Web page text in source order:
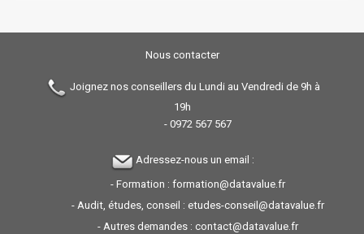
Nous contacter
Joignez nos conseillers du Lundi au Vendredi de 9h à
19h
- 0972 567 567
Adressez-nous un email :
- Formation : formation@datavalue.fr
- Audit, études, conseil : etudes-conseil@datavalue.fr
- Autres demandes : contact@datavalue.fr